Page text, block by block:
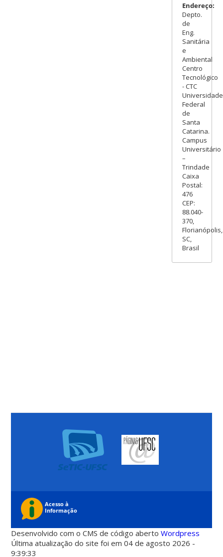
Endereço:
Depto.
de
Eng.
Sanitária
e
Ambiental
Centro
Tecnológico
- CTC
Universidade
Federal
de
Santa
Catarina.
Campus
Universitário
–
Trindade
Caixa
Postal:
476
CEP:
88.040-
370,
Florianópolis,
SC,
Brasil
Desenvolvido com o CMS de código abertoWordpress
Última atualização do site foi em 04 de agosto 2026 -
9:39:33